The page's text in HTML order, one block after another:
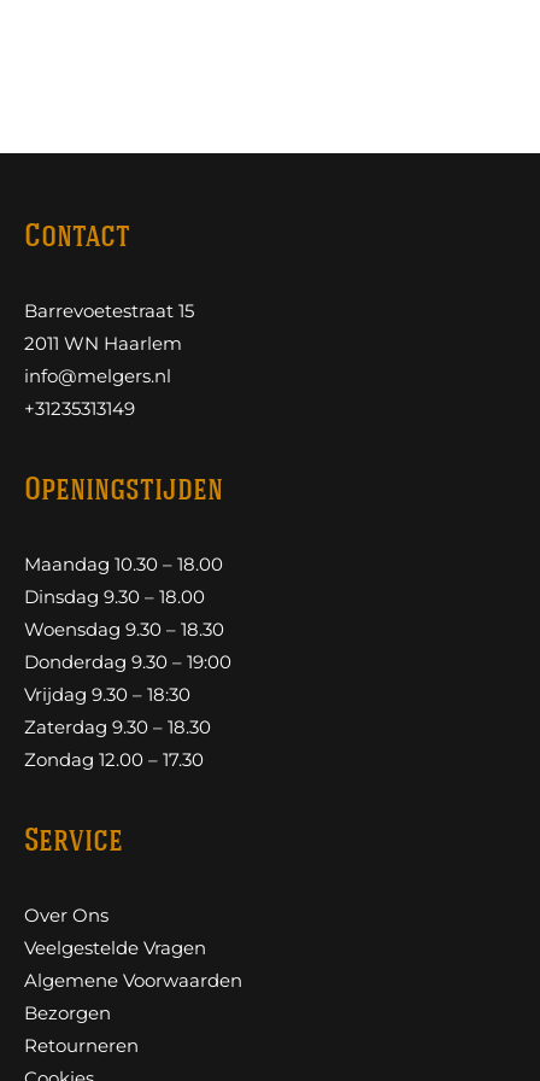
Contact
Barrevoetestraat 15
2011 WN Haarlem
info@melgers.nl
+31235313149
Openingstijden
Maandag 10.30 – 18.00
Dinsdag 9.30 – 18.00
Woensdag 9.30 – 18.30
Donderdag 9.30 – 19:00
Vrijdag 9.30 – 18:30
Zaterdag 9.30 – 18.30
Zondag 12.00 – 17.30
Service
Over Ons
Veelgestelde Vragen
Algemene Voorwaarden
Bezorgen
Retourneren